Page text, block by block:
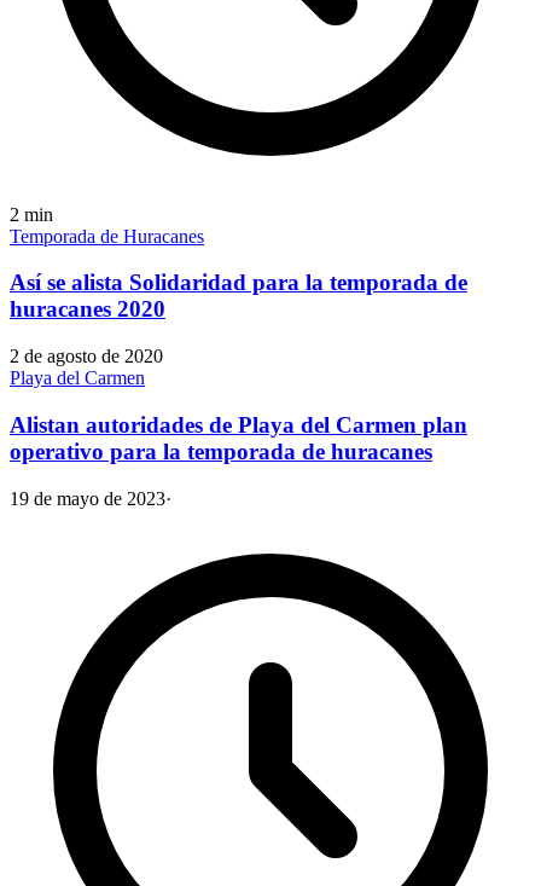
2 min
Temporada de Huracanes
Así se alista Solidaridad para la temporada de
huracanes 2020
2 de agosto de 2020
Playa del Carmen
Alistan autoridades de Playa del Carmen plan
operativo para la temporada de huracanes
19 de mayo de 2023·